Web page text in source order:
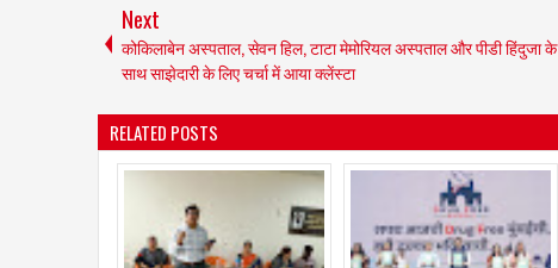
Next
कोकिलाबेन अस्पताल, सेवन हिल, टाटा मेमोरियल अस्पताल और पीडी हिंदुजा के
साथ साझेदारी के लिए चर्चा में आया क्लेंस्टा
RELATED POSTS